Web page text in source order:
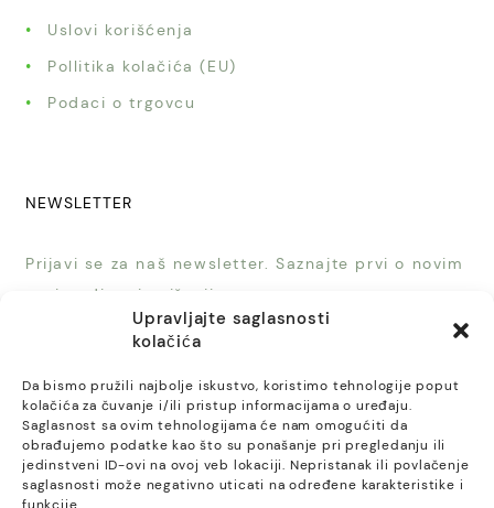
Upravljajte saglasnosti
kolačića
Da bismo pružili najbolje iskustvo, koristimo tehnologije poput
kolačića za čuvanje i/ili pristup informacijama o uređaju.
Saglasnost sa ovim tehnologijama će nam omogućiti da
obrađujemo podatke kao što su ponašanje pri pregledanju ili
jedinstveni ID-ovi na ovoj veb lokaciji. Nepristanak ili povlačenje
saglasnosti može negativno uticati na određene karakteristike i
Uslovi korišćenja
Pollitika kolačića (EU)
Podaci o trgovcu
NEWSLETTER
Prijavi se za naš newsletter. Saznajte prvi o novim
proizvodima i sniženjima.
PRIJAVI SE